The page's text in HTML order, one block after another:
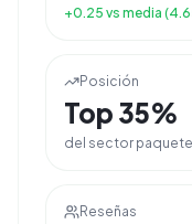
+0.25 vs media (
Posición
Top 35%
del sector
Reseñas